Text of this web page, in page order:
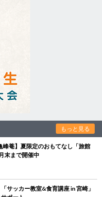
もっと見る
峰菴】夏限定のおもてなし「旅館
末まで開催中
サッカー教室&食育講座 in 宮崎」